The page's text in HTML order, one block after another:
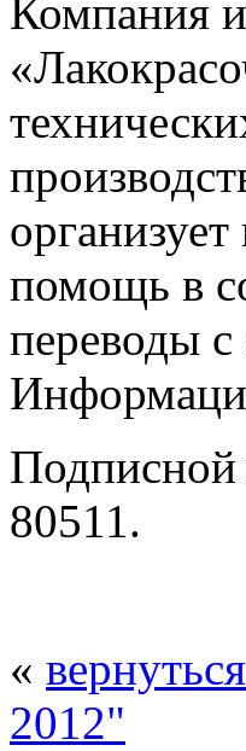
Компания
помощь в
переводы с
Подписной
80511.
«
2012"